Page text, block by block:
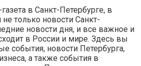
в Санкт-Петербурге, в
только новости Санкт-
новости дня, и все важное и
в России и мире. Здесь вы
события, новости Петербурга,
а также события в